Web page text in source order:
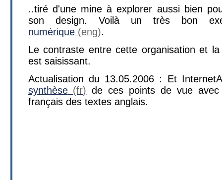
..tiré d'une mine à explorer aussi bien
son design. Voilà un très bon
numérique
.
Le contraste entre cette organisation et
est saisissant.
Actualisation du 13.05.2006 : Et
synthèse
de ces points de vue
français des textes anglais.